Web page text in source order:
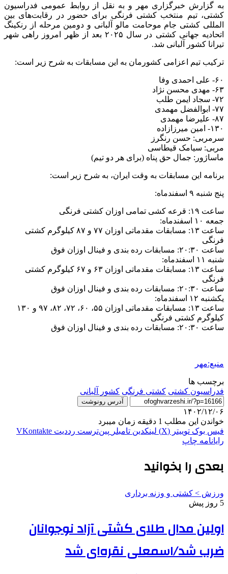
به گزارش خبرگزاری مهر و به نقل از روابط عمومی فدراسیون
کشتی، تیم منتخب کشتی فرنگی برای حضور در رقابت‌های بین
المللی کشتی جام موحامت مالو آلبانی و دومین مرحله از رنکینگ
اتحادیه جهانی کشتی در سال ۲۰۲۵ بعد از ظهر امروز راهی شهر
تیرانا کشور آلبانی شد.
ترکیب تیم اعزامی کشورمان به این مسابقات به شرح زیر است:
۶۰- علی احمدی وفا
۶۳- مهدی محسن نژاد
۷۲- سجاد ایمن طلب
۷۷- ابوالفضل مهمدی
۸۷- علیرضا مهمدی
۱۳۰- امین میرزازاده
سرمربی: حسن رنگرز
مربی: سیامک قیطاسی
ماساژور: جمال حق پناه (برای هر دو تیم)
برنامه این مسابقات به وقت ایران، به شرح زیر است:
پنج شنبه ۹ اسفندماه:
ساعت ۱۹: قرعه کشی تمامی اوزان کشتی فرنگی
جمعه ۱۰ اسفندماه:
ساعت ۱۳: مسابقات مقدماتی اوزان ۷۷ و ۸۷ کیلوگرم کشتی
فرنگی
ساعت ۲۰:۳۰: مسابقات رده بندی و فینال اوزان فوق
شنبه ۱۱ اسفندماه:
ساعت ۱۳: مسابقات مقدماتی اوزان ۶۳ و ۶۷ کیلوگرم کشتی
فرنگی
ساعت ۲۰:۳۰: مسابقات رده بندی و فینال اوزان فوق
یکشنبه ۱۲ اسفندماه:
ساعت ۱۳: مسابقات مقدماتی اوزان ۵۵، ۶۰، ۷۲، ۸۲، ۹۷ و ۱۳۰
کیلوگرم کشتی فرنگی
ساعت ۲۰:۳۰: مسابقات رده بندی و فینال اوزان فوق
منبع:مهر
برچسب ها
فدراسیون کشتی کشتی فرنگی کشور آلبانی
آدرس رونوشت
۱۴۰۲/۱۲/۰۶
خواندن این مطلب 1 دقیقه زمان میبرد
فیس بوک توییتر (X) لینکدین ‫تامبلر ‫پین‌ترست ‫رددیت ‫VKontakte
رایانامه چاپ
بعدی را بخوانید
ورزش > کشتی و وزنه برداری
5 روز پیش
اولین مدال طلای کشتی آزاد نوجوانان
ضرب شد/اسمعلی نقره‌ای شد